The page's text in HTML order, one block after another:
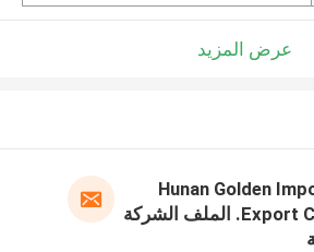
عرض المزيد
Hunan Golden
Export Co., Ltd. الملف الشركة